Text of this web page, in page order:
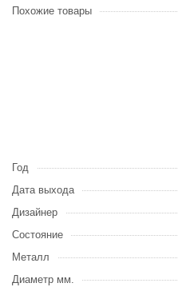
Похожие товары
Год
Дата выхода
Дизайнер
Состояние
Металл
Диаметр мм.